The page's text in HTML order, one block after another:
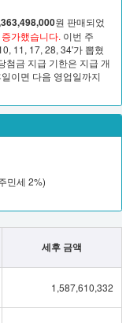
원 판매되었
가했습니다. 이번 주
11, 17, 28, 34'가 뽑혔
첨금 지급 기한은 지급 개
이면 다음 영업일까지
민세 2%)
세후 금액
1,587,610,332